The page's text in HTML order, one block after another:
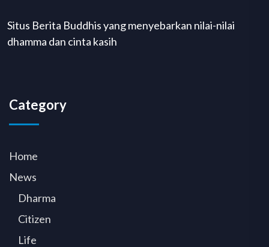
Situs Berita Buddhis yang menyebarkan nilai-nilai
dhamma dan cinta kasih
Category
Home
News
Dharma
Citizen
Life